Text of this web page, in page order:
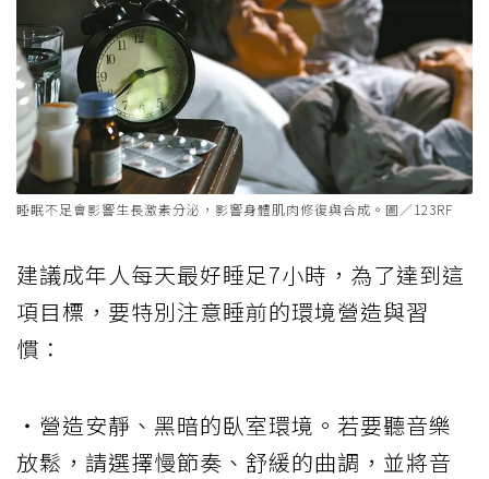
睡眠不足會影響生長激素分泌，影響身體肌肉修復與合成。圖／123RF
建議成年人每天最好睡足7小時，為了達到這
項目標，要特別注意睡前的環境營造與習
慣：
・營造安靜、黑暗的臥室環境。若要聽音樂
放鬆，請選擇慢節奏、舒緩的曲調，並將音